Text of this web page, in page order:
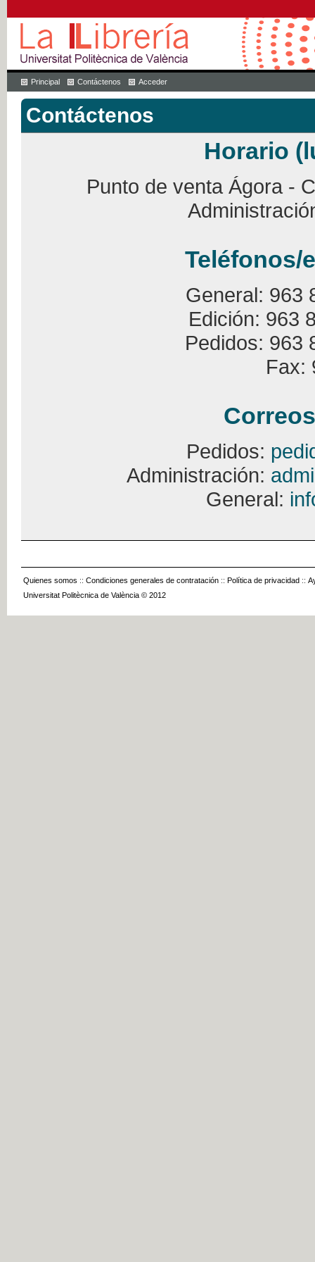
Principal Contáctenos Acceder
Contáctenos
Horario
Punto de venta Ágora -
Teléfonos/
General: 963
Edición: 963
Pedidos: 963
Fax:
Pedidos:
Administración:
General:
Quienes somos :: Condiciones generales de contratación :: Política de privacidad ::
Universitat Politècnica de València © 2012